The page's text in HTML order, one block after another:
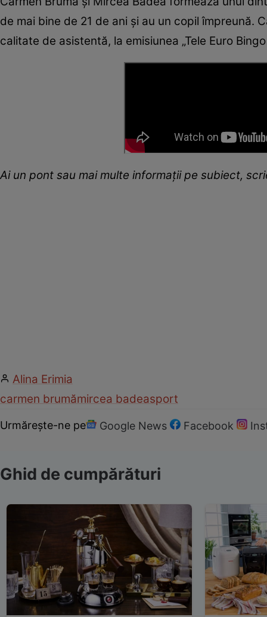
de mai bine de 21 de ani și au un copil împreună.
calitate de asistentă, la emisiunea „Tele Euro Bingo
Ai un pont sau mai multe informații pe subiect,
Alina Erimia
carmen brumămircea badeasport
Urmărește-ne pe Google News Facebook
Ghid de cumpărături